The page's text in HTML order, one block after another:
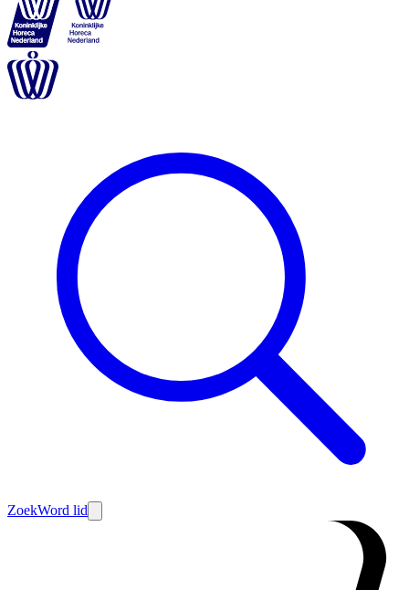
ZoekWord lid